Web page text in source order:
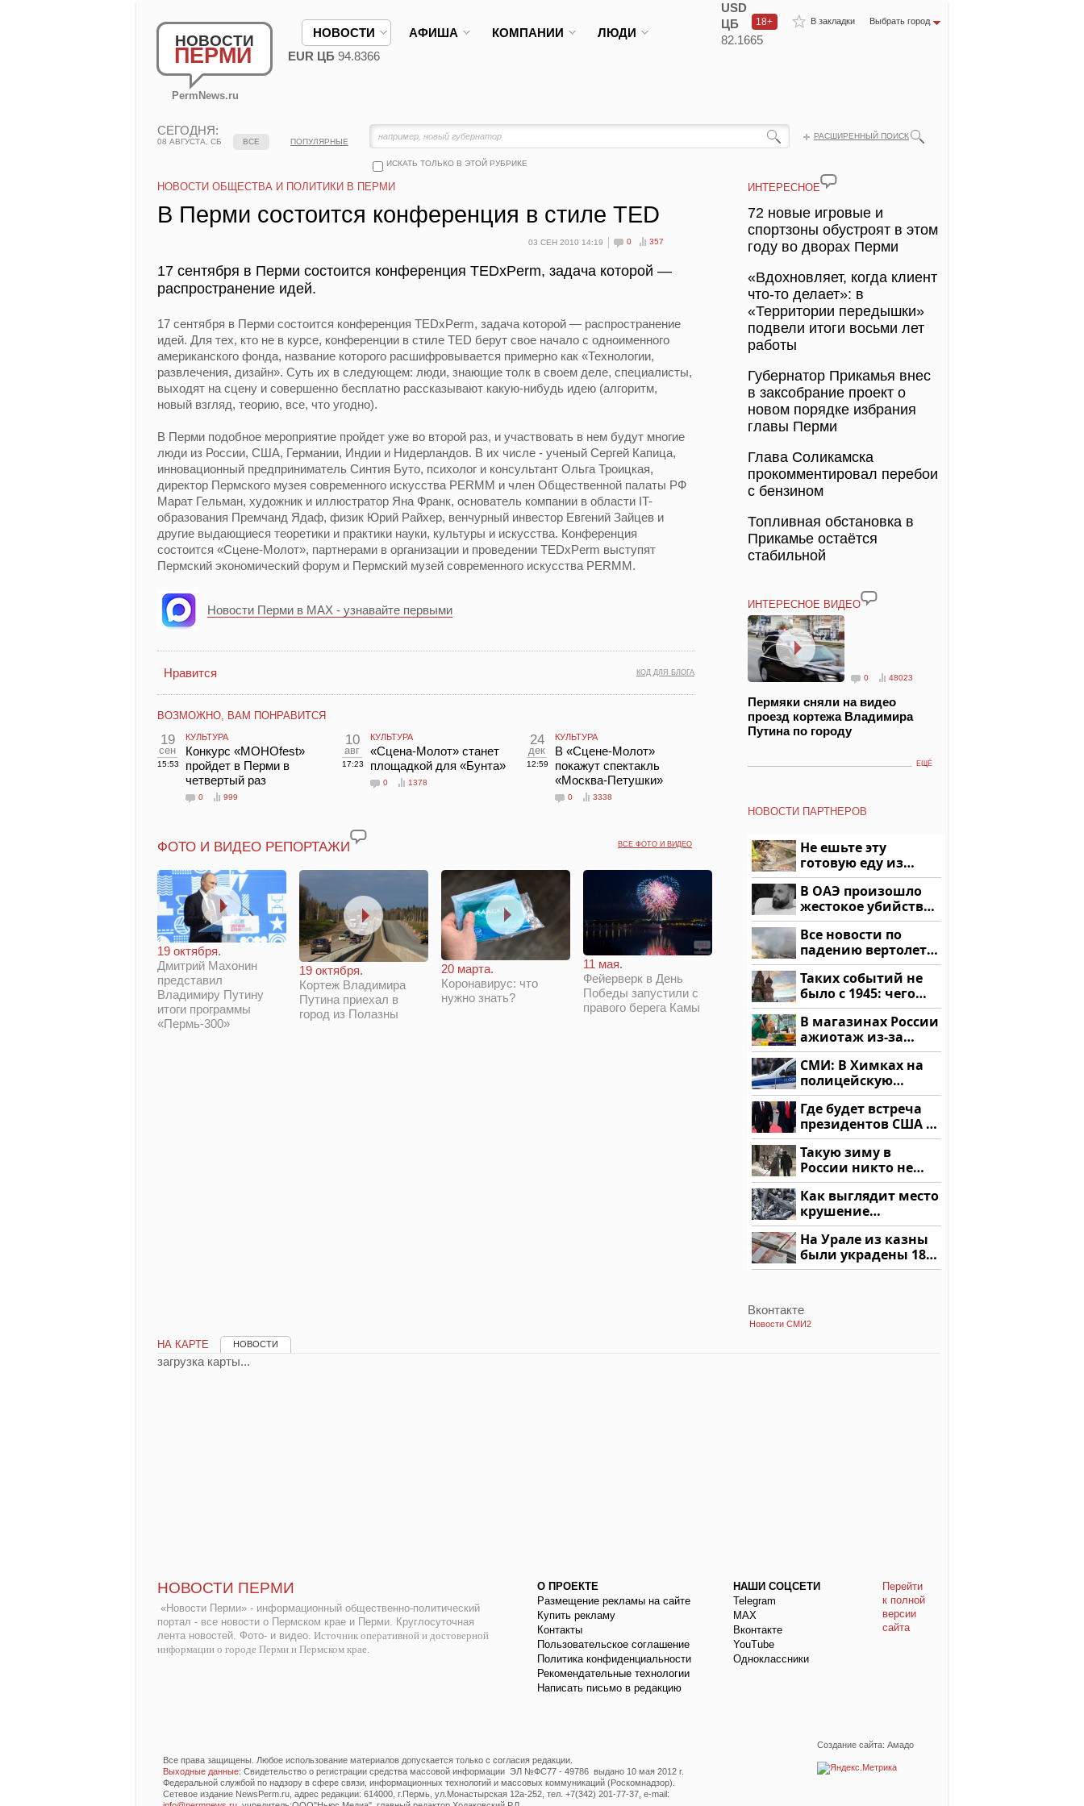
НОВОСТИ
ПЕРМИ
PermNews.ru
В закладки Выбрать город
18+
НОВОСТИ АФИША КОМПАНИИ ЛЮДИ
USD
ЦБ
82.1665
EUR ЦБ 94.8366
СЕГОДНЯ:
08 АВГУСТА, СБ
РАСШИРЕННЫЙ ПОИСК
ИСКАТЬ ТОЛЬКО В ЭТОЙ РУБРИКЕ
ВСЕ ПОПУЛЯРНЫЕ
НОВОСТИ ОБЩЕСТВА И ПОЛИТИКИ В ПЕРМИ
В Перми состоится конференция в стиле TED
03 СЕН 2010 14:19 0 357
17 сентября в Перми состоится конференция TEDxPerm, задача которой —
распространение идей.
17 сентября в Перми состоится конференция TEDxPerm, задача которой — распространение
идей. Для тех, кто не в курсе, конференции в стиле TED берут свое начало с одноименного
американского фонда, название которого расшифровывается примерно как «Технологии,
развлечения, дизайн». Суть их в следующем: люди, знающие толк в своем деле, специалисты,
выходят на сцену и совершенно бесплатно рассказывают какую-нибудь идею (алгоритм,
новый взгляд, теорию, все, что угодно).
В Перми подобное мероприятие пройдет уже во второй раз, и участвовать в нем будут многие
люди из России, США, Германии, Индии и Нидерландов. В их числе - ученый Сергей Капица,
инновационный предприниматель Синтия Буто, психолог и консультант Ольга Троицкая,
директор Пермского музея современного искусства PERMM и член Общественной палаты РФ
Марат Гельман, художник и иллюстратор Яна Франк, основатель компании в области IT-
образования Премчанд Ядаф, физик Юрий Райхер, венчурный инвестор Евгений Зайцев и
другие выдающиеся теоретики и практики науки, культуры и искусства. Конференция
состоится «Сцене-Молот», партнерами в организации и проведении TEDxPerm выступят
Пермский экономический форум и Пермский музей современного искусства PERMM.
Новости Перми в MAX - узнавайте первыми
КОД ДЛЯ БЛОГА
Нравится
ВОЗМОЖНО, ВАМ ПОНРАВИТСЯ
19
сен
15:53
КУЛЬТУРА
Конкурс «МОНОfest»
пройдет в Перми в
четвертый раз
0 999
10
авг
17:23
КУЛЬТУРА
«Сцена-Молот» станет
площадкой для «Бунта»
0 1378
24
дек
12:59
КУЛЬТУРА
В «Сцене-Молот»
покажут спектакль
«Москва-Петушки»
0 3338
ВСЕ ФОТО И ВИДЕО
ФОТО И ВИДЕО РЕПОРТАЖИ
19 октября.
Дмитрий Махонин
представил
Владимиру Путину
итоги программы
«Пермь-300»
19 октября.
Кортеж Владимира
Путина приехал в
город из Полазны
20 марта.
Коронавирус: что
нужно знать?
11 мая.
Фейерверк в День
Победы запустили с
правого берега Камы
ИНТЕРЕСНОЕ
72 новые игровые и
спортзоны обустроят в этом
году во дворах Перми
«Вдохновляет, когда клиент
что-то делает»: в
«Территории передышки»
подвели итоги восьми лет
работы
Губернатор Прикамья внес
в заксобрание проект о
новом порядке избрания
главы Перми
Глава Соликамска
прокомментировал перебои
с бензином
Топливная обстановка в
Прикамье остаётся
стабильной
ИНТЕРЕСНОЕ ВИДЕО
0 48023
Пермяки сняли на видео
проезд кортежа Владимира
Путина по городу
ЕЩЁ
НОВОСТИ ПАРТНЕРОВ
Не ешьте эту
готовую еду из
магазина: список
В ОАЭ произошло
жестокое убийство
криптомиллионера
Все новости по
падению вертолета
на Кавказе: читать
здесь
Таких событий не
было с 1945: чего
ждать всем нам?
В магазинах России
ажиотаж из-за
этого продукта: что
купить?
СМИ: В Химках на
полицейскую
машину напали и
подожгли.
Где будет встреча
президентов США и
России: Европа?
Такую зиму в
России никто не
ждал: как так?!
Как выглядит место
крушение
вертолета на
Кавказе: смотреть
На Урале из казны
были украдены 18
миллионов рублей
Вконтакте
Новости СМИ2
НА КАРТЕ НОВОСТИ
загрузка карты...
НОВОСТИ ПЕРМИ
«Новости Перми» - информационный общественно-политический
портал - все новости о Пермском крае и Перми. Круглосуточная
лента новостей. Фото- и видео. Источник оперативной и достоверной
информации о городе Перми и Пермском крае.
О ПРОЕКТЕ
Размещение рекламы на сайте
Купить рекламу
Контакты
Пользовательское соглашение
Политика конфиденциальности
Рекомендательные технологии
Написать письмо в редакцию
НАШИ СОЦСЕТИ
Telegram
МАХ
Вконтакте
YouTube
Одноклассники
Перейти
к полной
версии
сайта
Создание сайта: Амадо
Все права защищены. Любое использование материалов допускается только с согласия редакции.
Выходные данные: Свидетельство о регистрации средства массовой информации ЭЛ №ФС77 - 49786 выдано 10 мая 2012 г.
Федеральной службой по надзору в сфере связи, информационных технологий и массовых коммуникаций (Роскомнадзор).
Сетевое издание NewsPerm.ru, адрес редакции: 614000, г.Пермь, ул.Монастырская 12а-252, тел. +7(342) 201-77-37, e-mail: